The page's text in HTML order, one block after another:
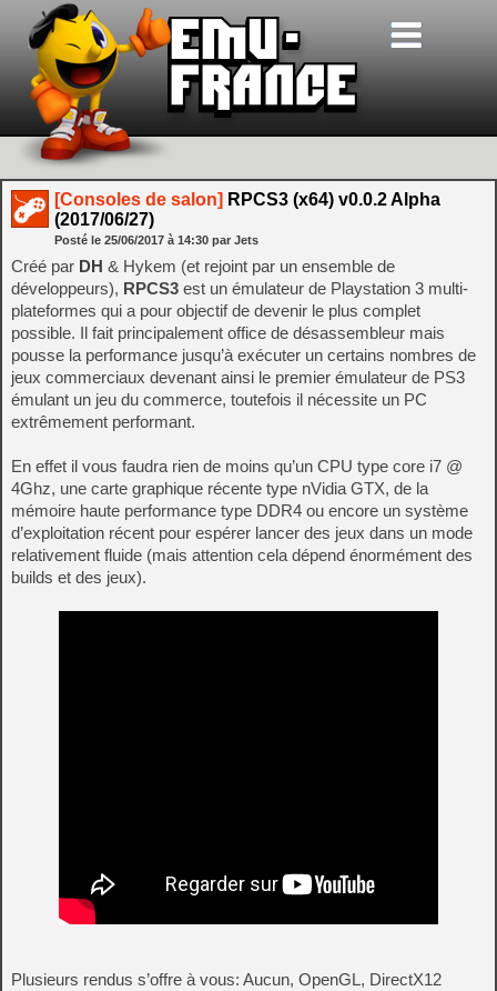
[Consoles de salon] RPCS3 (x64) v0.0.2 Alpha
(2017/06/27)
Posté le 25/06/2017 à 14:30 par Jets
Créé par DH & Hykem (et rejoint par un ensemble de
développeurs), RPCS3 est un émulateur de Playstation 3 multi-
plateformes qui a pour objectif de devenir le plus complet
possible. Il fait principalement office de désassembleur mais
pousse la performance jusqu’à exécuter un certains nombres de
jeux commerciaux devenant ainsi le premier émulateur de PS3
émulant un jeu du commerce, toutefois il nécessite un PC
extrêmement performant.
En effet il vous faudra rien de moins qu’un CPU type core i7 @
4Ghz, une carte graphique récente type nVidia GTX, de la
mémoire haute performance type DDR4 ou encore un système
d’exploitation récent pour espérer lancer des jeux dans un mode
relativement fluide (mais attention cela dépend énormément des
builds et des jeux).
Plusieurs rendus s’offre à vous: Aucun, OpenGL, DirectX12